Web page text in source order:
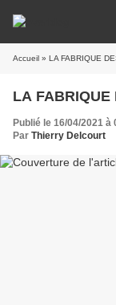
Accueil » LA FABRIQUE
LA FABRIQUE
Publié le 16/04/2021 à
Par Thierry Delcourt